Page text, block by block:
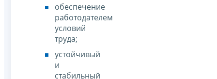
обеспечение
работодателем
условий
труда;
устойчивый
и
стабильный